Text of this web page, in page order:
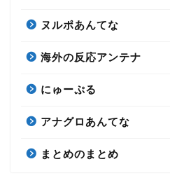
ヌルポあんてな
海外の反応アンテナ
にゅーぷる
アナグロあんてな
まとめのまとめ